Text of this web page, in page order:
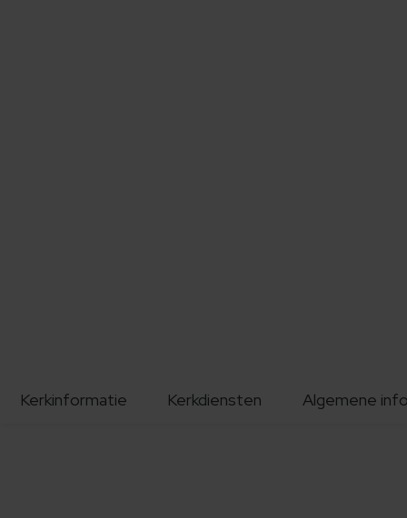
Kerkinformatie Kerkdiensten Algemene